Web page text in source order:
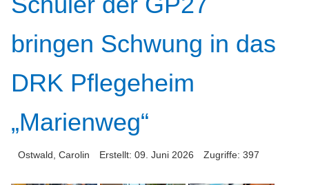
bringen Schwung in das
DRK Pflegeheim
„Marienweg“
Ostwald, Carolin Erstellt: 09. Juni 2026 Zugriffe: 397